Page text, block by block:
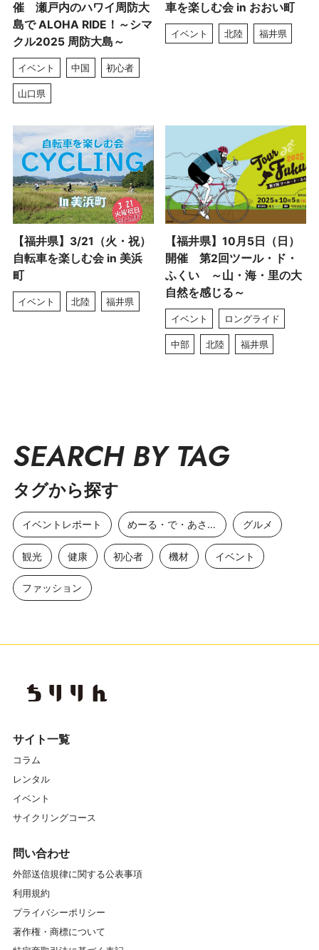
催 瀬戸内のハワイ周防大
島で ALOHA RIDE！～シマ
クル2025 周防大島～
イベント 中国 初心者
山口県
車を楽しむ会 in おおい町
イベント 北陸 福井県
【福井県】3/21（火・祝）
自転車を楽しむ会 in 美浜
町
イベント 北陸 福井県
【福井県】10月5日（日）
開催 第2回ツール・ド・
ふくい ～山・海・里の大
自然を感じる～
イベント ロングライド
中部 北陸 福井県
SEARCH BY TAG
タグから探す
イベントレポート めーる・で・あさひ グルメ
観光 健康 初心者 機材 イベント
ファッション
サイト一覧
コラム
レンタル
イベント
サイクリングコース
問い合わせ
外部送信規律に関する公表事項
利用規約
プライバシーポリシー
著作権・商標について